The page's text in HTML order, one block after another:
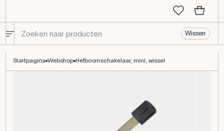
Wissen
Startpagina Webshop Hefboomschakelaar, mini, wissel